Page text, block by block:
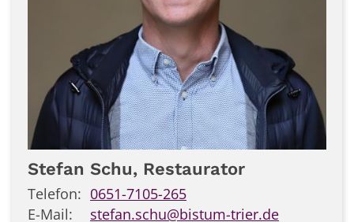
Stefan Schu, Restaurator
Telefon: 0651-7105-265
E-Mail:
stefan.schu@bistum-trier.de